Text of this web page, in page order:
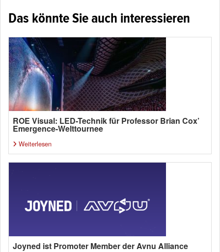
Das könnte Sie auch interessieren
ROE Visual: LED-Technik für Professor Brian Cox’
Emergence-Welttournee
Weiterlesen
Joyned ist Promoter Member der Avnu Alliance